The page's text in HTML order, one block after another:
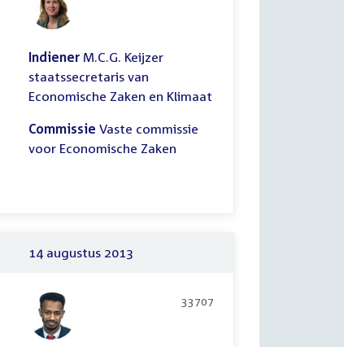
Indiener M.C.G. Keijzer
staatssecretaris van
Economische Zaken en Klimaat
Commissie Vaste commissie
voor Economische Zaken
14 augustus 2013
33707